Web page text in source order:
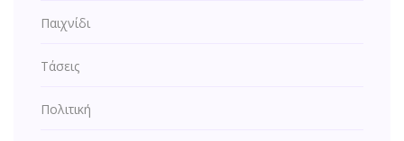
Παιχνίδι
Τάσεις
Πολιτική